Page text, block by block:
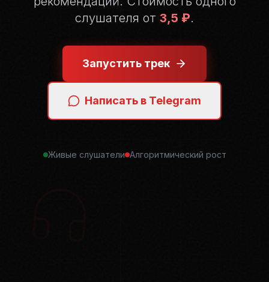
слушателя от 3,5 ₽.
Запустить трек
Написать в Telegram
Живые слушатели Алгоритмический рост